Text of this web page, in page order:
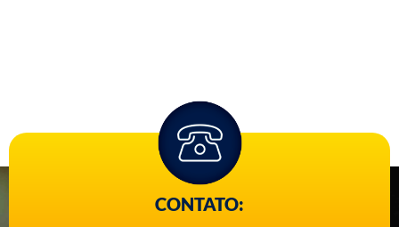
CONTATO: